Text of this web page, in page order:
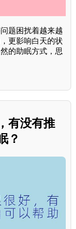
题困扰着越来越
更影响白天的状
的助眠方式，思
有没有推
？